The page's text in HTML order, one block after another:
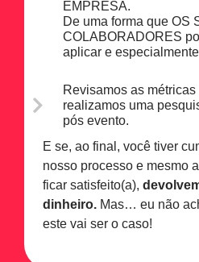
EMPRESA.
De uma forma que OS
COLABORADORES
aplicar e
Revisamos as
realizamos uma
pós evento.
E se, ao final, você tiver
nosso processo e mesmo
ficar satisfeito(a),
dinheiro. Mas… eu não
este vai ser o caso!